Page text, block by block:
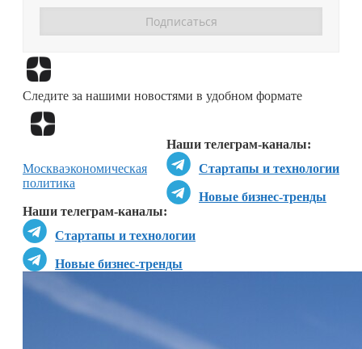
Следите за нашими новостями в удобном формате
Наши телеграм-каналы:
Стартапы и технологии
Новые бизнес-тренды
Наши телеграм-каналы:
Стартапы и технологии
Новые бизнес-тренды
Москваэкономическая
политика